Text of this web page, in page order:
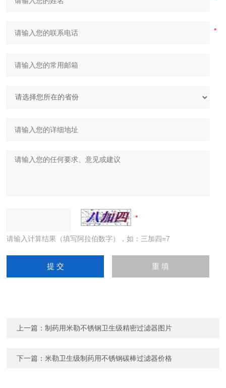
请输入计算结果（填写阿拉伯数字），如：三加四=7
上一篇：制药用米勒不锈钢卫生级精密过滤器图片
下一篇：米勒卫生级制药用不锈钢碳棒过滤器价格